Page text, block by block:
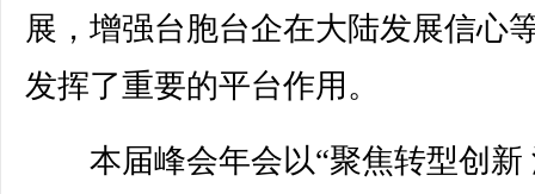
展，增强台胞台企在大陆发展信心
发挥了重要的平台作用。
本届峰会年会以“聚焦转型创新